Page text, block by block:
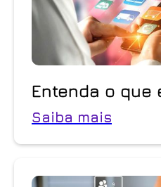
Entenda o que
Saiba mais